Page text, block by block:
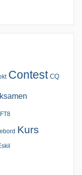
Contest CQ
FT8
Kurs